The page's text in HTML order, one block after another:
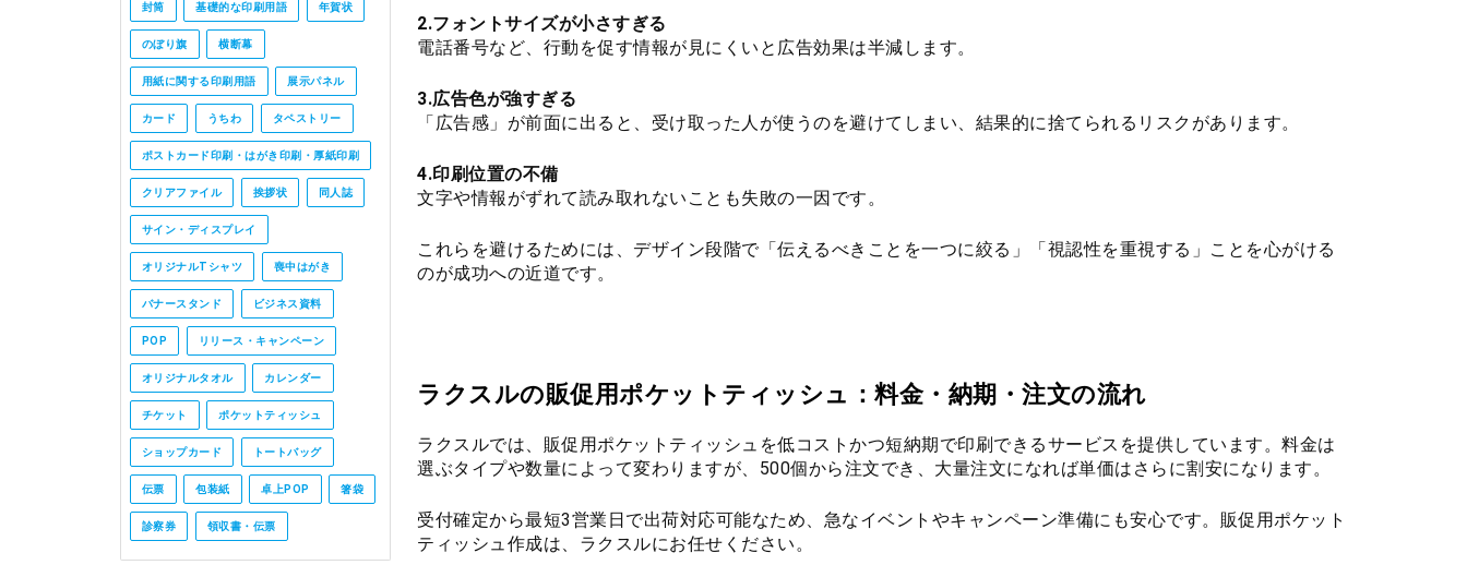
封筒 基礎的な印刷用語 年賀状
のぼり旗 横断幕
用紙に関する印刷用語 展示パネル
カード うちわ タペストリー
ポストカード印刷・はがき印刷・厚紙印刷
クリアファイル 挨拶状 同人誌
サイン・ディスプレイ
オリジナルTシャツ 喪中はがき
バナースタンド ビジネス資料
POP リリース・キャンペーン
オリジナルタオル カレンダー
チケット ポケットティッシュ
ショップカード トートバッグ
伝票 包装紙 卓上POP 箸袋
診察券 領収書・伝票
2.フォントサイズが小さすぎる
電話番号など、行動を促す情報が見にくいと広告効果は半減します。
3.広告色が強すぎる
「広告感」が前面に出ると、受け取った人が使うのを避けてしまい、結果的に捨てられるリスクがあります。
4.印刷位置の不備
文字や情報がずれて読み取れないことも失敗の一因です。
これらを避けるためには、デザイン段階で「伝えるべきことを一つに絞る」「視認性を重視する」ことを心がける
のが成功への近道です。
ラクスルの販促用ポケットティッシュ：料金・納期・注文の流れ
ラクスルでは、販促用ポケットティッシュを低コストかつ短納期で印刷できるサービスを提供しています。料金は
選ぶタイプや数量によって変わりますが、500個から注文でき、大量注文になれば単価はさらに割安になります。
受付確定から最短3営業日で出荷対応可能なため、急なイベントやキャンペーン準備にも安心です。販促用ポケット
ティッシュ作成は、ラクスルにお任せください。